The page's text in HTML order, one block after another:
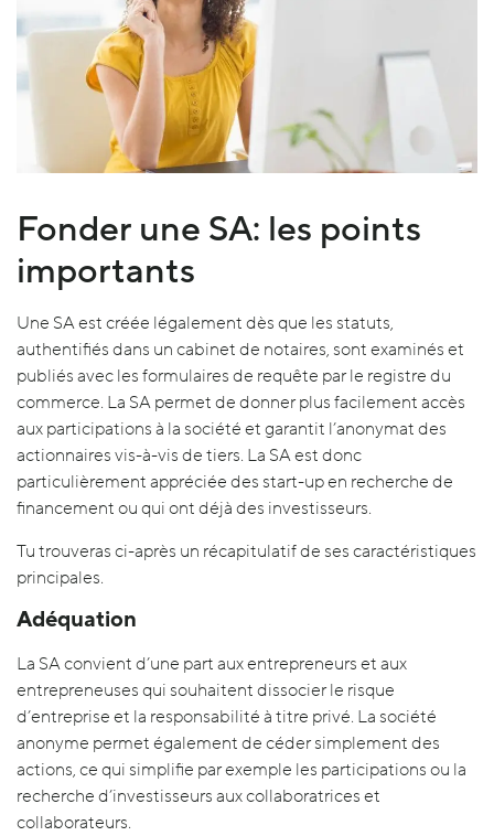
Fonder une SA: les points
importants
Une SA est créée légalement dès que les statuts,
authentifiés dans un cabinet de notaires, sont examinés et
publiés avec les formulaires de requête par le registre du
commerce. La SA permet de donner plus facilement accès
aux participations à la société et garantit l’anonymat des
actionnaires vis-à-vis de tiers. La SA est donc
particulièrement appréciée des start-up en recherche de
financement ou qui ont déjà des investisseurs.
Tu trouveras ci-après un récapitulatif de ses caractéristiques
principales.
Adéquation
La SA convient d’une part aux entrepreneurs et aux
entrepreneuses qui souhaitent dissocier le risque
d’entreprise et la responsabilité à titre privé. La société
anonyme permet également de céder simplement des
actions, ce qui simplifie par exemple les participations ou la
recherche d’investisseurs aux collaboratrices et
collaborateurs.